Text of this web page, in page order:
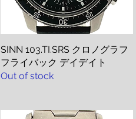
Quick View
SINN 103.TI.SRS クロノグラフ
フライバック デイデイト
Out of stock